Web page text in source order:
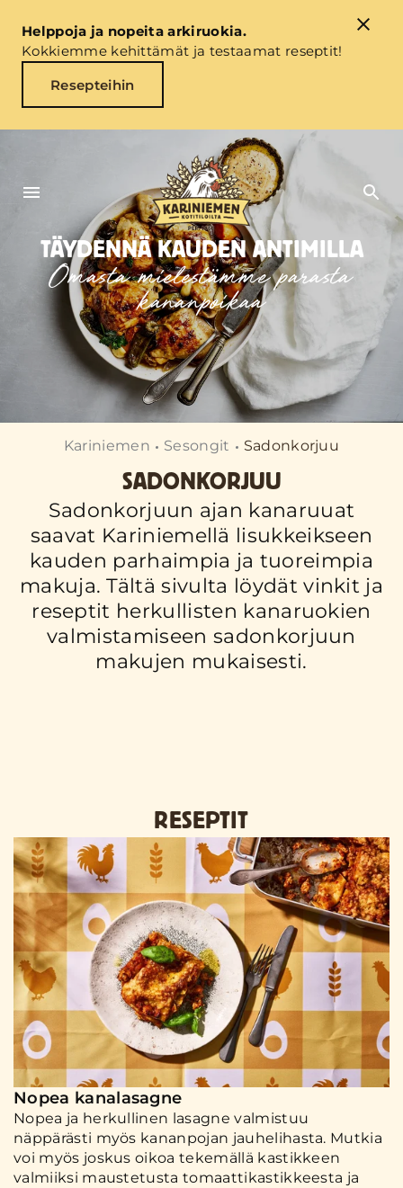
Helppoja ja nopeita arkiruokia.
Kokkiemme kehittämät ja testaamat reseptit!
Resepteihin
TÄYDENNÄ KAUDEN ANTIMILLA
Omasta mielestämme parasta
kananpoikaa
Kariniemen Sesongit Sadonkorjuu
SADONKORJUU
Sadonkorjuun ajan kanaruuat
saavat Kariniemellä lisukkeikseen
kauden parhaimpia ja tuoreimpia
makuja. Tältä sivulta löydät vinkit ja
reseptit herkullisten kanaruokien
valmistamiseen sadonkorjuun
makujen mukaisesti.
RESEPTIT
Nopea kanalasagne
Nopea ja herkullinen lasagne valmistuu
näppärästi myös kananpojan jauhelihasta. Mutkia
voi myös joskus oikoa tekemällä kastikkeen
valmiiksi maustetusta tomaattikastikkeesta ja